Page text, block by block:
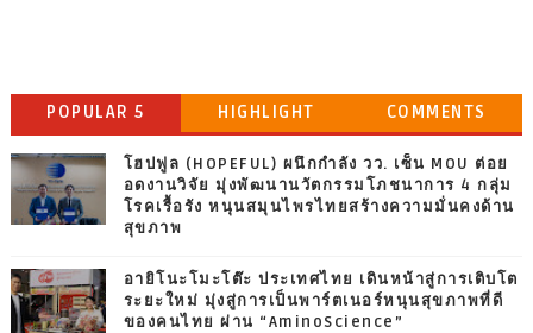
POPULAR 5 HIGHLIGHT COMMENTS
โฮปฟูล (HOPEFUL) ผนึกกำลัง วว. เซ็น MOU ต่อย
อดงานวิจัย มุ่งพัฒนานวัตกรรมโภชนาการ 4 กลุ่ม
โรคเรื้อรัง หนุนสมุนไพรไทยสร้างความมั่นคงด้าน
สุขภาพ
อายิโนะโมะโต๊ะ ประเทศไทย เดินหน้าสู่การเติบโต
ระยะใหม่ มุ่งสู่การเป็นพาร์ตเนอร์หนุนสุขภาพที่ดี
ของคนไทย ผ่าน “AminoScience”